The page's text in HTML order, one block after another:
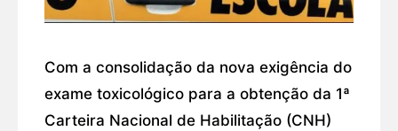
Com a consolidação da nova exigência do
exame toxicológico para a obtenção da 1ª
Carteira Nacional de Habilitação (CNH)